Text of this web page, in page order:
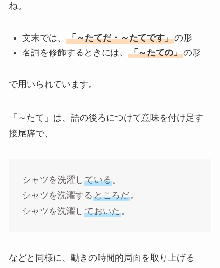
ね。
文末では、 「～たてだ・～たてです」の形
名詞を修飾するときには、 「～たての」の形
で用いられています。
「～たて」は、語の後ろにつけて意味を付け足す
接尾辞で、
シャツを洗濯し ている。
シャツを洗濯するところだ。
シャツを洗濯し ておいた。
などと同様に、動きの時間的局面を取り上げる